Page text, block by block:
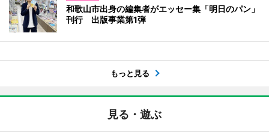
和歌山市出身の編集者がエッセー集「明日のパン」
刊行 出版事業第1弾
もっと見る
見る・遊ぶ